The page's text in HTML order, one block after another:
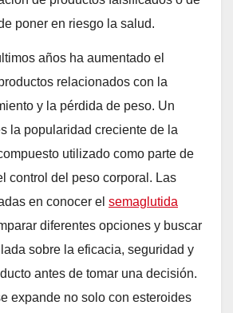
poner en riesgo la salud.
años ha aumentado el
relacionados con la
y la pérdida de peso. Un
la popularidad creciente de la
utilizado como parte de
control del peso corporal. Las
en conocer el semaglutida
diferentes opciones y buscar
sobre la eficacia, seguridad y
antes de tomar una decisión.
expande no solo con esteroides